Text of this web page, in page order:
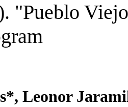
"Pueblo
Leonor